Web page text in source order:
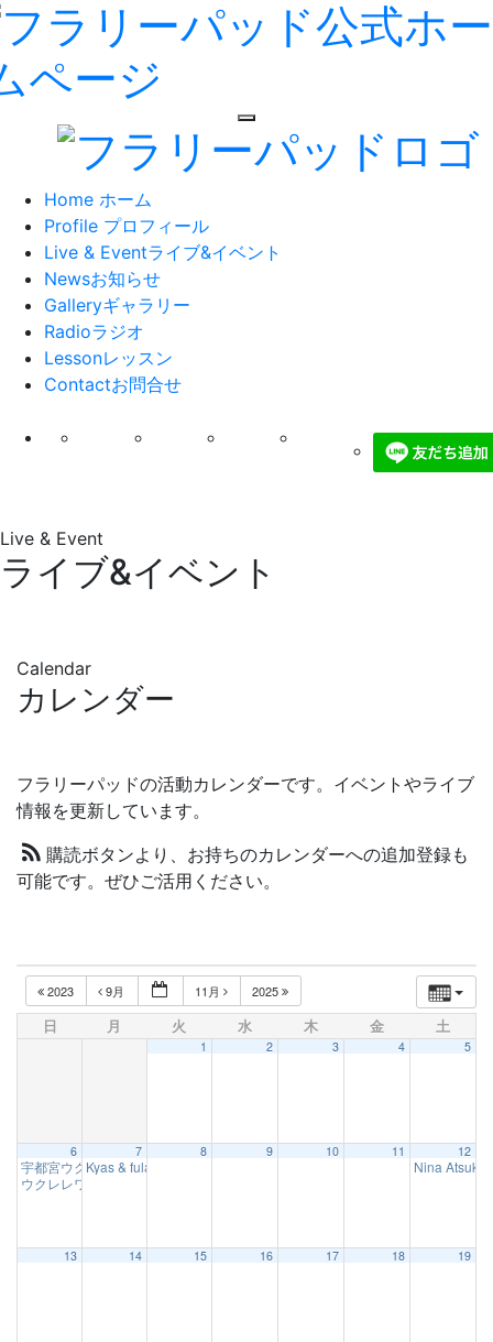
toggle navigation
Home ホーム
Profile プロフィール
Live & Eventライブ&イベント
Newsお知らせ
Galleryギャラリー
Radioラジオ
Lessonレッスン
Contactお問合せ
Live & Event
ライブ&イベント
Calendar
カレンダー
フラリーパッドの活動カレンダーです。イベントやライブ
情報を更新しています。
購読ボタンより、お持ちのカレンダーへの追加登録も
可能です。ぜひご活用ください。
2023 9月 11月 2025
日 月 火 水 木 金 土
1 2 3 4 5
6
宇都宮ウクレレ＆スラッキーフェス Vol.3
ウクレレワークショップ(ウクレレ＆スラッキーフェス連動企画)
7
Kyas & fulare_pad Live (宇都宮ウクレレ＆スラッキーフェス連動企
8 9 10 11 12
Nina Atsuko
13 14 15 16 17 18 19